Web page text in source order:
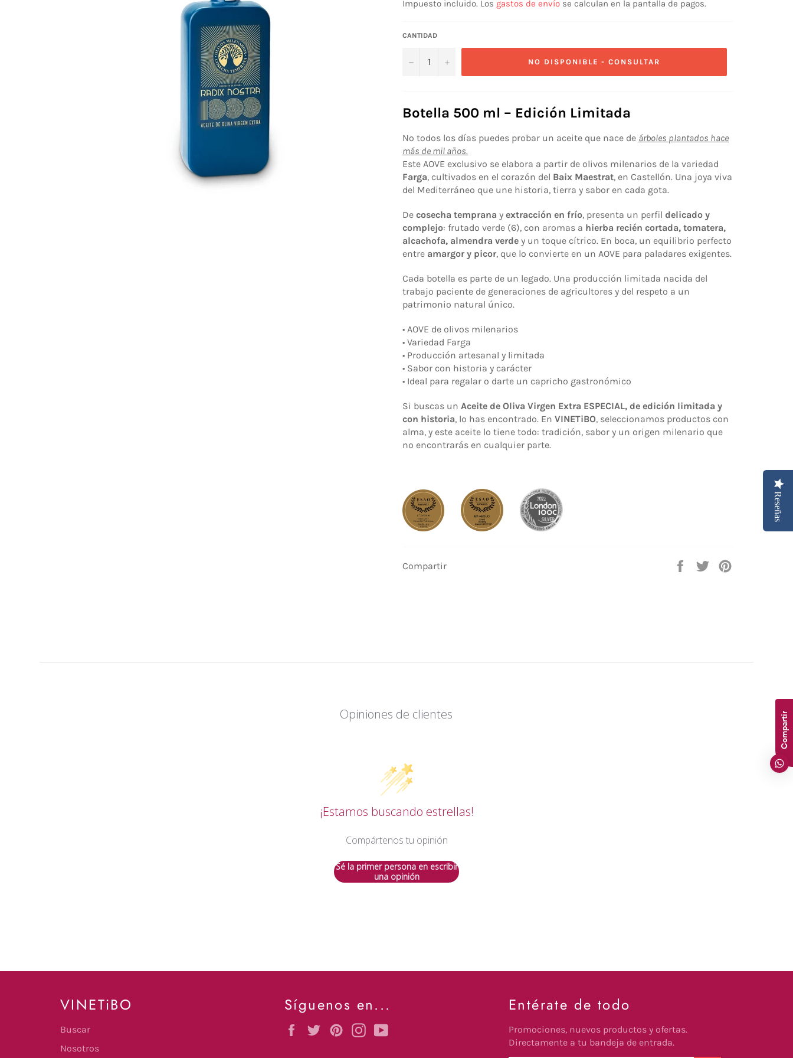
Impuesto incluido. Los gastos de envío se calculan en la pantalla de pagos.
CANTIDAD
− + NO DISPONIBLE - CONSULTAR
Botella 500 ml – Edición Limitada
No todos los días puedes probar un aceite que nace de árboles plantados hace
más de mil años.
Este AOVE exclusivo se elabora a partir de olivos milenarios de la variedad
Farga, cultivados en el corazón del Baix Maestrat, en Castellón. Una joya viva
del Mediterráneo que une historia, tierra y sabor en cada gota.
De cosecha temprana y extracción en frío, presenta un perfil delicado y
complejo: frutado verde (6), con aromas a hierba recién cortada, tomatera,
alcachofa, almendra verde y un toque cítrico. En boca, un equilibrio perfecto
entre amargor y picor, que lo convierte en un AOVE para paladares exigentes.
Cada botella es parte de un legado. Una producción limitada nacida del
trabajo paciente de generaciones de agricultores y del respeto a un
patrimonio natural único.
• AOVE de olivos milenarios
• Variedad Farga
• Producción artesanal y limitada
• Sabor con historia y carácter
• Ideal para regalar o darte un capricho gastronómico
Si buscas un Aceite de Oliva Virgen Extra ESPECIAL, de edición limitada y
con historia, lo has encontrado. En VINETiBO, seleccionamos productos con
alma, y este aceite lo tiene todo: tradición, sabor y un origen milenario que
no encontrarás en cualquier parte.
Compartir
Compartir
Tuitear
Opiniones de clientes
¡Estamos buscando estrellas!
Compártenos tu opinión
Sé la primer persona en escribir
una opinión
VINETiBO
Buscar
Nosotros
Síguenos en...
FacebookTwitterPinterestInstagram
Entérate de todo
Promociones, nuevos productos y ofertas.
Directamente a tu bandeja de entrada.
Compartir
Reseñas